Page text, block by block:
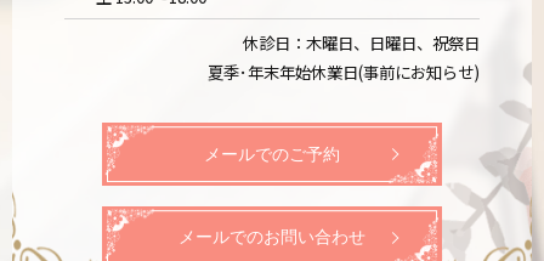
休診日：木曜日、日曜日、祝祭日
夏季･年末年始休業日(事前にお知らせ)
メールでのご予約
メールでのお問い合わせ